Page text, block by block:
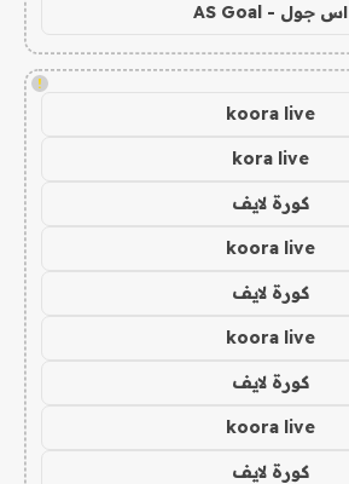
اس جول - AS Goal
!
koora live
kora live
كورة لايف
koora live
كورة لايف
koora live
كورة لايف
koora live
كورة لايف